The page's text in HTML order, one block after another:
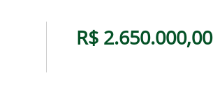
R$ 2.650.000,00